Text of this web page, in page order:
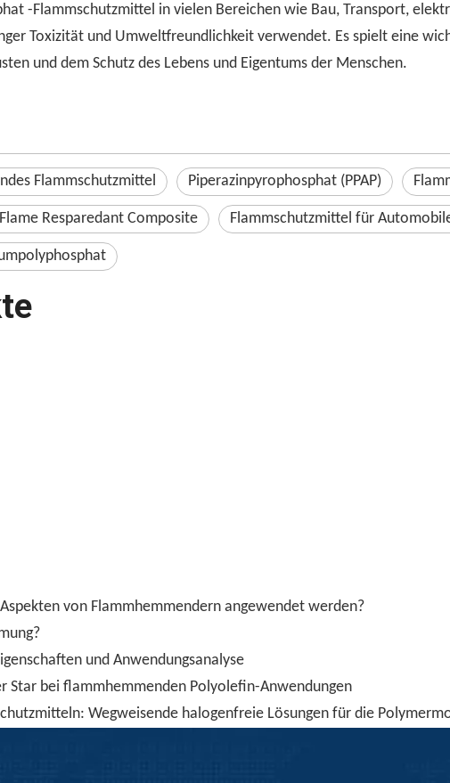
-Flammschutzmittel in vielen Bereichen wie Bau, Transport,
Toxizität und Umweltfreundlichkeit verwendet. Es spielt eine
und dem Schutz des Lebens und Eigentums der Menschen.
Flammschutzmittel Piperazinpyrophosphat (PPAP)
Flame Resparedant Composite Flammschutzmittel für
von Flammhemmendern angewendet werden?
und Anwendungsanalyse
Star bei flammhemmenden Polyolefin-Anwendungen
Wegweisende halogenfreie Lösungen für die